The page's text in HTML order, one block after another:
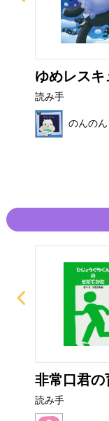
ゆめレスキ
読み手
のんのん
非常口君の
読み手